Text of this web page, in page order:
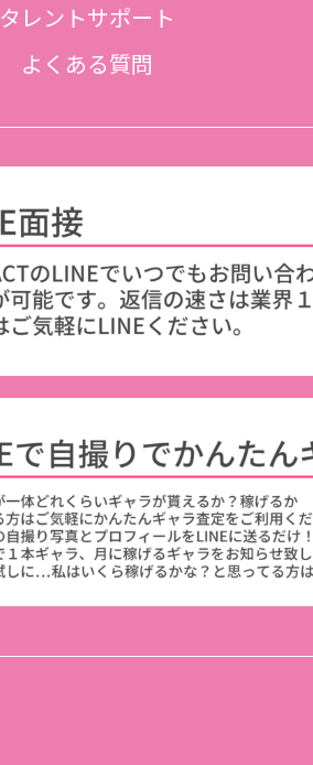
タレントサポート
よくある質問